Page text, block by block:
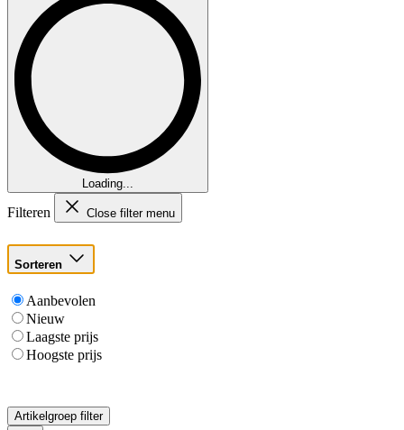
Loading...
Filteren Close filter menu
Sorteren
Aanbevolen
Nieuw
Laagste prijs
Hoogste prijs
Artikelgroep filter